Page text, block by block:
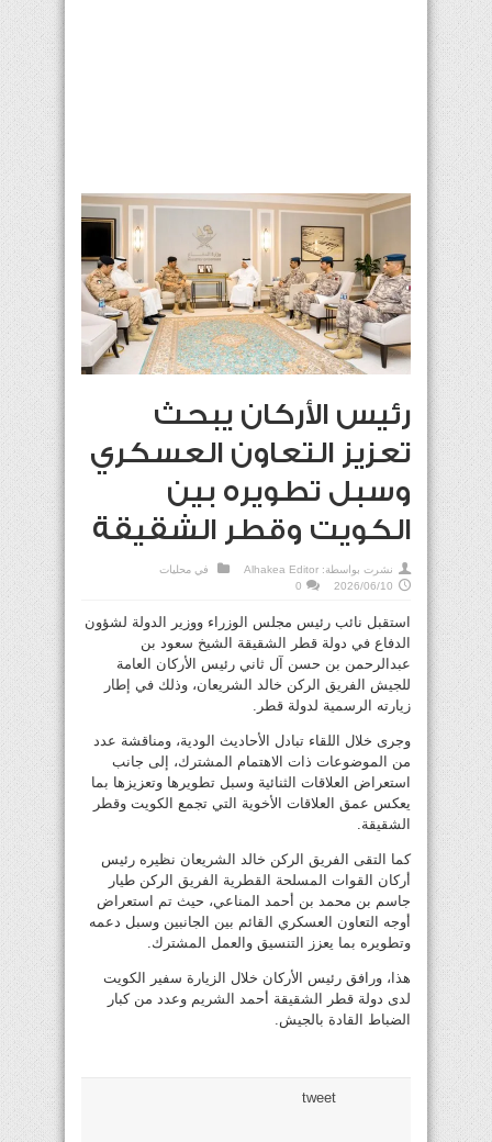
رئيس الأركان يبحث
تعزيز التعاون العسكري
وسبل تطويره بين
الكويت وقطر الشقيقة
نشرت بواسطة: Alhakea Editor في محليات
2026/06/10
0
استقبل نائب رئيس مجلس الوزراء ووزير الدولة لشؤون
الدفاع في دولة قطر الشقيقة الشيخ سعود بن
عبدالرحمن بن حسن آل ثاني رئيس الأركان العامة
للجيش الفريق الركن خالد الشريعان، وذلك في إطار
زيارته الرسمية لدولة قطر.
وجرى خلال اللقاء تبادل الأحاديث الودية، ومناقشة عدد
من الموضوعات ذات الاهتمام المشترك، إلى جانب
استعراض العلاقات الثنائية وسبل تطويرها وتعزيزها بما
يعكس عمق العلاقات الأخوية التي تجمع الكويت وقطر
الشقيقة.
كما التقى الفريق الركن خالد الشريعان نظيره رئيس
أركان القوات المسلحة القطرية الفريق الركن طيار
جاسم بن محمد بن أحمد المناعي، حيث تم استعراض
أوجه التعاون العسكري القائم بين الجانبين وسبل دعمه
وتطويره بما يعزز التنسيق والعمل المشترك.
هذا، ورافق رئيس الأركان خلال الزيارة سفير الكويت
لدى دولة قطر الشقيقة أحمد الشريم وعدد من كبار
الضباط القادة بالجيش.
tweet